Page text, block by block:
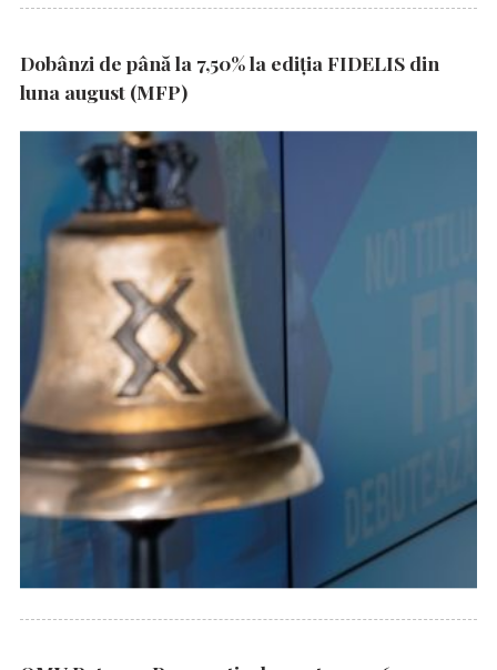
Dobânzi de până la 7,50% la ediția FIDELIS din
luna august (MFP)